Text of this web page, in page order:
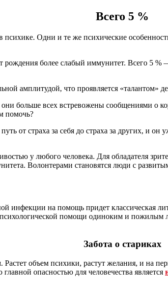
Всего 5 %
психике. Одни и те же психические
более слабый иммунитет. Всего 5 %
амплитудой, что проявляется «талантом»
больше всех встревожены сообщениями о
помочь?
от страха за себя до страха за других, и
у любого человека. Для обладателя
Волонтерами становятся люди с
на помощь придет классическая
помощи одиноким и
Забота о стариках
объем психики, растут желания, и на
опасностью для человечества является